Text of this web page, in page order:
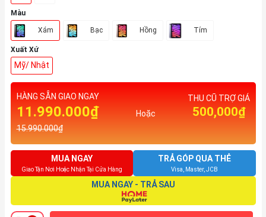
Màu
Xám Bạc Hồng Tím
Xuất Xứ
Mỹ/ Nhật
HÀNG SẴN GIAO NGAY
11.990.000₫
15.990.000₫
Hoặc
THU CŨ TRỢ GIÁ
500,000₫
MUA NGAY
Giao Tận Nơi Hoặc Nhận Tại Cửa Hàng
TRẢ GÓP QUA THẺ
Visa, Master, JCB
MUA NGAY - TRẢ SAU